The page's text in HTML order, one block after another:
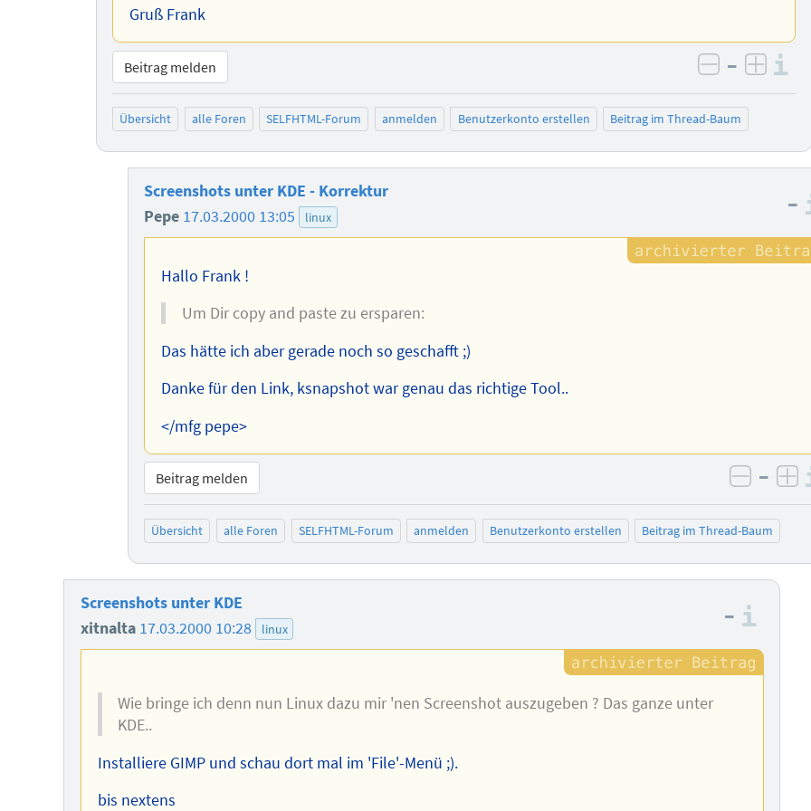
Gruß Frank
Beitrag melden negativ
–
Übersicht alle Foren SELFHTML-Forum anmelden Benutzerkonto erstellen Beitrag im Thread-Baum
Screenshots unter KDE - Korrektur
Pepe 17.03.2000 13:05 linux –
Hallo Frank !
Um Dir copy and paste zu ersparen:
Das hätte ich aber gerade noch so geschafft ;)
Danke für den Link, ksnapshot war genau das richtige Tool..
</mfg pepe>
Beitrag melden negativ
–
Übersicht alle Foren SELFHTML-Forum anmelden Benutzerkonto erstellen Beitrag im Thread-Baum
Screenshots unter KDE
xitnalta 17.03.2000 10:28 linux –
Wie bringe ich denn nun Linux dazu mir 'nen Screenshot auszugeben ? Das ganze unter
KDE..
Installiere GIMP und schau dort mal im 'File'-Menü ;).
bis nextens